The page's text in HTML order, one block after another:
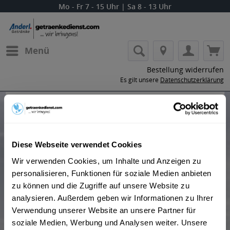
Diese Webseite verwendet Cookies
Wir verwenden Cookies, um Inhalte und Anzeigen zu
personalisieren, Funktionen für soziale Medien anbieten
zu können und die Zugriffe auf unsere Website zu
analysieren. Außerdem geben wir Informationen zu Ihrer
Verwendung unserer Website an unsere Partner für
soziale Medien, Werbung und Analysen weiter. Unsere
Mo - Fr 7 - 15 Uhr | Sa 8 - 13 Uhr
Menü
Bestellung widerrufen
Es gilt unsere Datenschutzerklärung
Produkte von Royal Salute
Der Tradition seines Vaters und Großvaters folgend,
deren Leben sie der Scotch Whisky Industrie widmeten,
wurde Colin Scott im Jahre 1989 zum Master Blender. Er
ist seit jeher der Hüter der weichen Signatur des Chivas